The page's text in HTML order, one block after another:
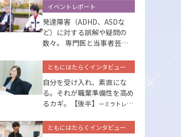
イベントレポート
発達障害（ADHD、ASDな
ど）に対する誤解や疑問の
数々。 専門医と当事者芸人
ともにはたらくインタビュー
自分を受け入れ、素直にな
る。それが職業準備性を高め
るカギ。【後半】
ーミラトレの
ともにはたらくインタビュー